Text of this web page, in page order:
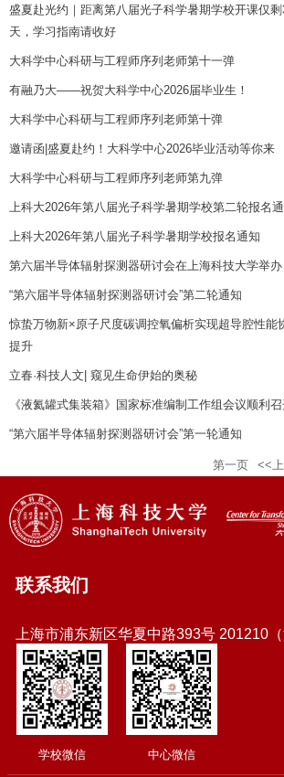
盛夏赴光约｜距离第八届光子科学暑期学校开课仅剩
天，学习指南请收好
大科学中心科研与工程师序列老师第十一弹
有融乃大——祝贺大科学中心2026届毕业生！
大科学中心科研与工程师序列老师第十弹
邀请函|盛夏赴约！大科学中心2026毕业活动等你来
大科学中心科研与工程师序列老师第九弹
上科大2026年第八届光子科学暑期学校第二轮报名
上科大2026年第八届光子科学暑期学校报名通知
第六届半导体辐射探测器研讨会在上海科技大学举办
“第六届半导体辐射探测器研讨会”第二轮通知
惊蛰万物新×原子尺度碳调控氧偏析实现超导腔性能
提升
立春·科技人文| 窥见生命伊始的奥秘
《液氦罐式集装箱》国家标准编制工作组会议顺利
“第六届半导体辐射探测器研讨会”第一轮通知
第一页 <<
联系我们
上海市浦东新区华夏中路393号 201210（
学校微信 中心微信